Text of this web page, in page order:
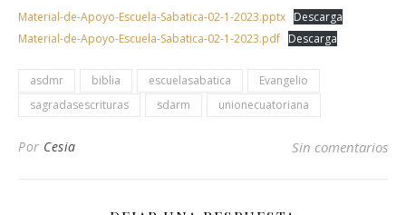
Material-de-Apoyo-Escuela-Sabatica-02-1-2023.pptx Descarga
Material-de-Apoyo-Escuela-Sabatica-02-1-2023.pdf Descarga
asdmr biblia escuelasabatica
Evangelio
sagradasescrituras
sdarm unionecuatoriana
Por Cesia Sin comentarios